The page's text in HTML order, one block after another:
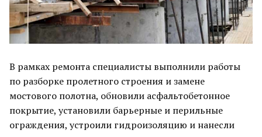
В рамках ремонта специалисты выполнили работы
по разборке пролетного строения и замене
мостового полотна, обновили асфальтобетонное
покрытие, установили барьерные и перильные
ограждения, устроили гидроизоляцию и нанесли